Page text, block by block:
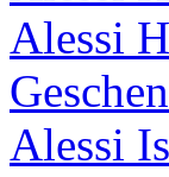
Alessi
Alessi